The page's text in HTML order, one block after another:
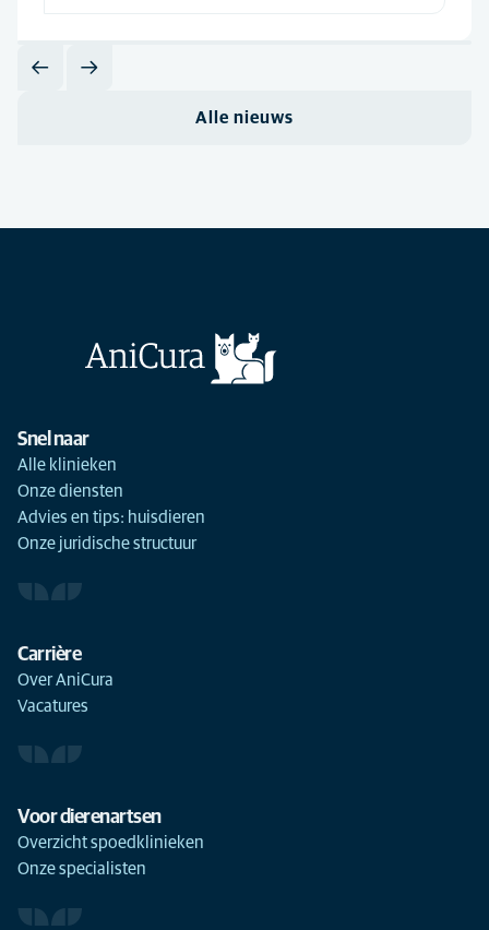
Alle nieuws
Snel naar
Alle klinieken
Onze diensten
Advies en tips: huisdieren
Onze juridische structuur
Carrière
Over AniCura
Vacatures
Voor dierenartsen
Overzicht spoedklinieken
Onze specialisten